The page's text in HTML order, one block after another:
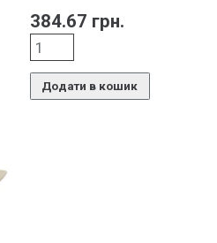
384.67 грн.
Додати в кошик